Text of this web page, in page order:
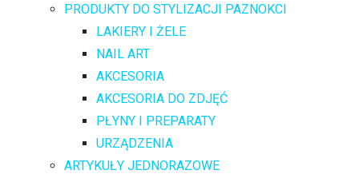
PRODUKTY DO STYLIZACJI PAZNOKCI
LAKIERY I ŻELE
NAIL ART
AKCESORIA
AKCESORIA DO ZDJĘĆ
PŁYNY I PREPARATY
URZĄDZENIA
ARTYKUŁY JEDNORAZOWE